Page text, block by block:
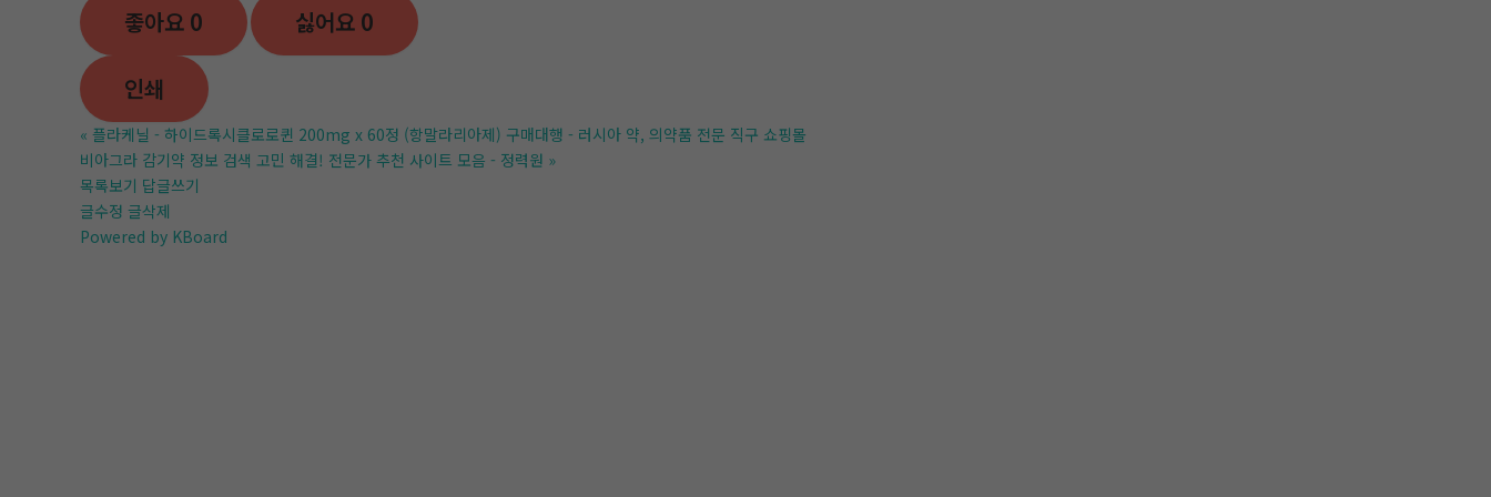
좋아요 0 싫어요 0
인쇄
« 플라케닐 - 하이드록시클로로퀸 200mg x 60정 (항말라리아제) 구매대행 - 러시아 약, 의약품 전문 직구 쇼핑몰
비아그라 감기약 정보 검색 고민 해결! 전문가 추천 사이트 모음 - 정력원 »
목록보기 답글쓰기
글수정 글삭제
Powered by KBoard